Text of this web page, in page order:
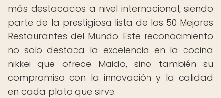
más destacados a nivel internacional, siendo
parte de la prestigiosa lista de los 50 Mejores
Restaurantes del Mundo. Este reconocimiento
no solo destaca la excelencia en la cocina
nikkei que ofrece Maido, sino también su
compromiso con la innovación y la calidad
en cada plato que sirve.